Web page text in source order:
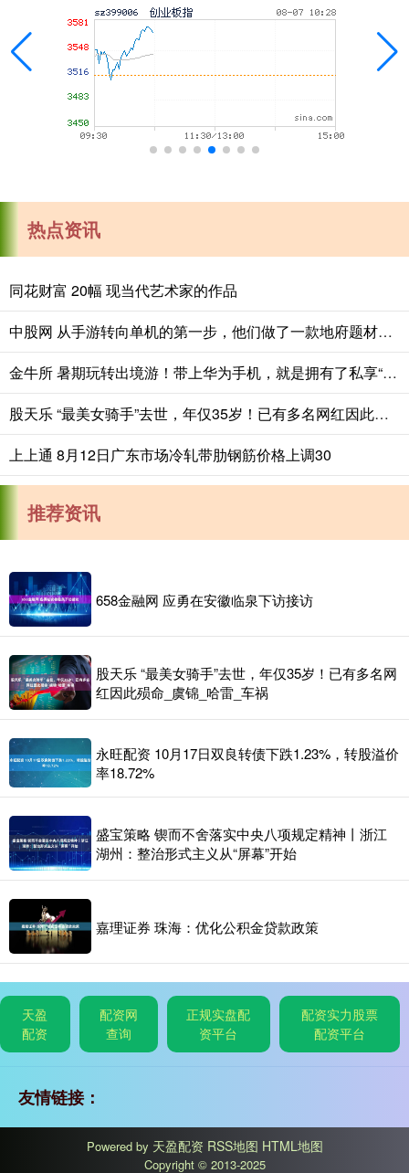
热点资讯
同花财富 20幅 现当代艺术家的作品
中股网 从手游转向单机的第一步，他们做了一款地府题材类银《斩业人》
金牛所 暑期玩转出境游！带上华为手机，就是拥有了私享“全球万事通”_地图_天际_流量
股天乐 “最美女骑手”去世，年仅35岁！已有多名网红因此殒命_虞锦_哈雷_车祸
上上通 8月12日广东市场冷轧带肋钢筋价格上调30
推荐资讯
658金融网 应勇在安徽临泉下访接访
股天乐 “最美女骑手”去世，年仅35岁！已有多名网
红因此殒命_虞锦_哈雷_车祸
永旺配资 10月17日双良转债下跌1.23%，转股溢价
率18.72%
盛宝策略 锲而不舍落实中央八项规定精神丨浙江
湖州：整治形式主义从“屏幕”开始
嘉理证券 珠海：优化公积金贷款政策
天盈
配资
配资网
查询
正规实盘配
资平台
配资实力股票
配资平台
友情链接：
Powered by 天盈配资 RSS地图 HTML地图
Copyright © 2013-2025